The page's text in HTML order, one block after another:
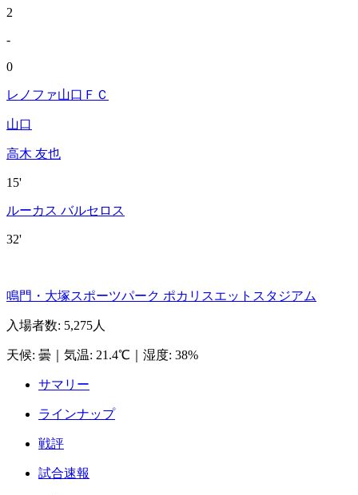
2
-
0
レノファ山口ＦＣ
山口
高木 友也
15'
ルーカス バルセロス
32'
鳴門・大塚スポーツパーク ポカリスエットスタジアム
入場者数: 5,275人
天候: 曇 気温: 21.4℃ 湿度: 38%
サマリー
ラインナップ
戦評
試合速報